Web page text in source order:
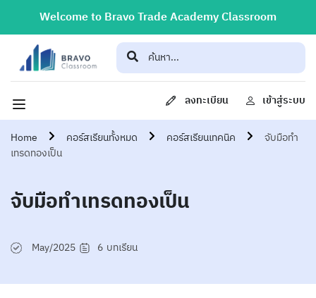
Welcome to Bravo Trade Academy Classroom
ลงทะเบียน เข้าสู่ระบบ
Home คอร์สเรียนทั้งหมด คอร์สเรียนเทคนิค
จับมือทำ
เทรดทองเป็น
จับมือทำเทรดทองเป็น
May/2025 6 บทเรียน